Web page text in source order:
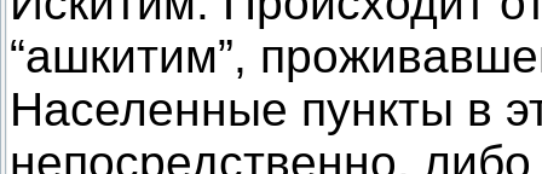
“ашкитим”,
Населенные пункты в
непосредственно,